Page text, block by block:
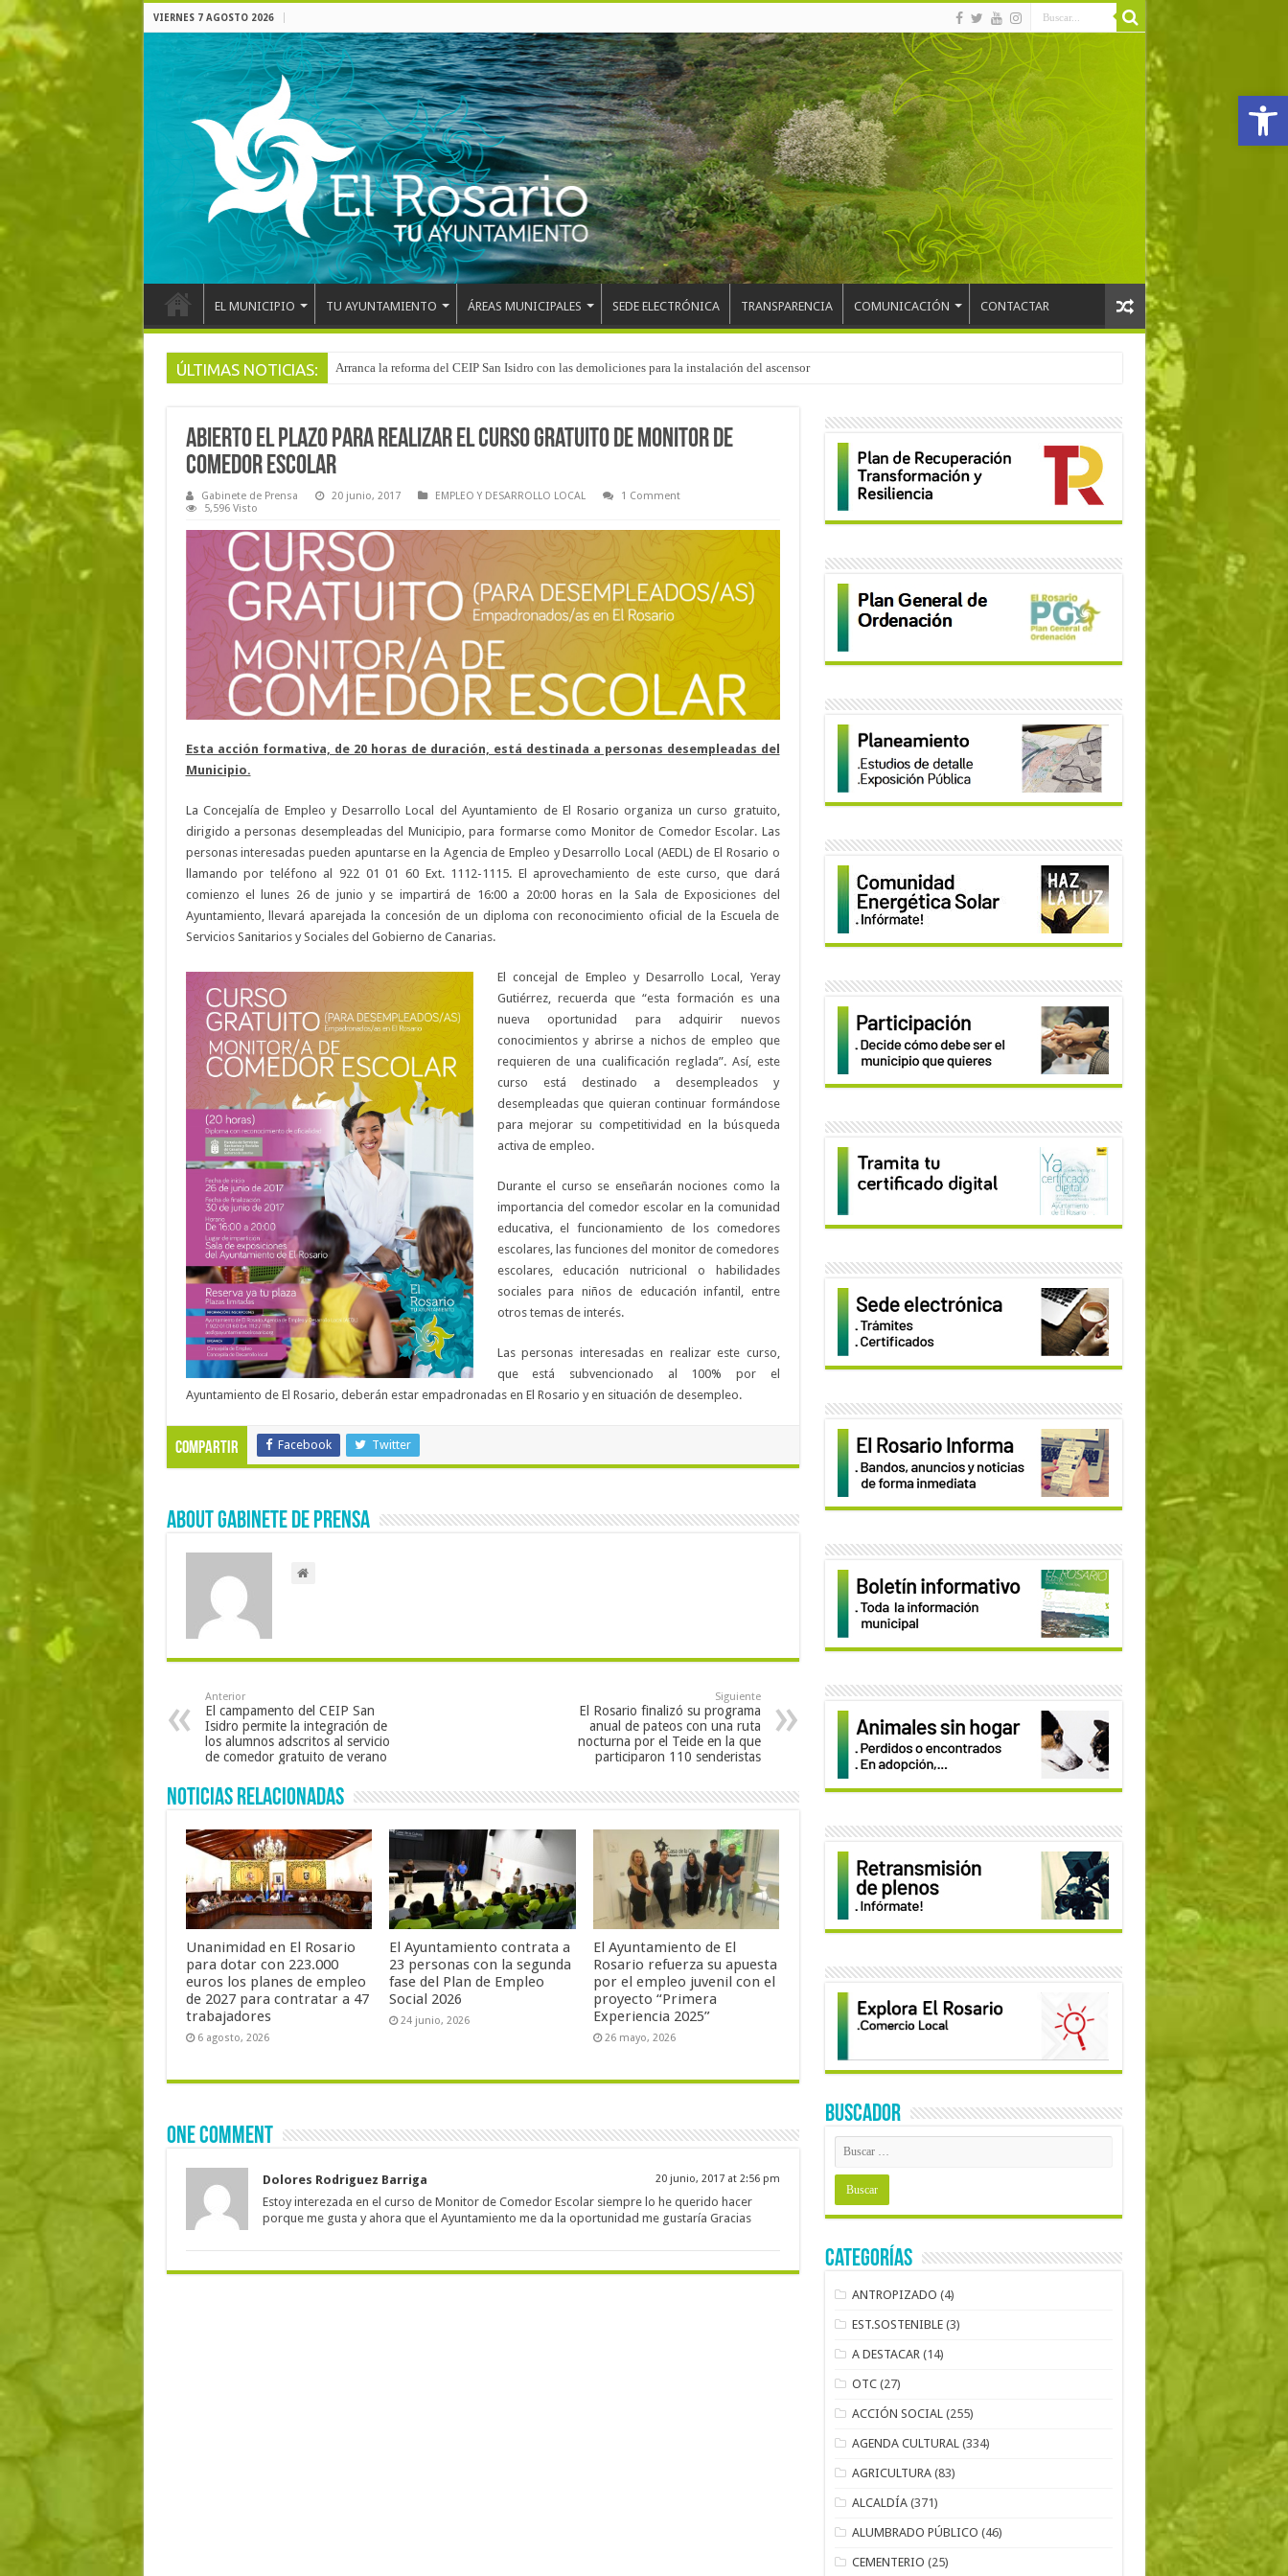
Abrir
VIERNES 7 AGOSTO 2026
EL MUNICIPIO TU AYUNTAMIENTO ÁREAS MUNICIPALES SEDE ELECTRÓNICA TRANSPARENCIA COMUNICACIÓN CONTACTAR
ÚLTIMAS NOTICIAS: Arranca la reforma del CEIP San Isidro con las demoliciones para la instalación del ascensor
El pentacampeón del mundo, Maikel Melero, en el Freestyle Zombies de La Esperanza
Abierto el plazo para realizar el curso gratuito de Monitor de
Comedor Escolar
Gabinete de Prensa 20 junio, 2017 EMPLEO Y DESARROLLO LOCAL
1 Comment
5,596 Visto
Esta acción formativa, de 20 horas de duración, está destinada a personas desempleadas del
Municipio.
La Concejalía de Empleo y Desarrollo Local del Ayuntamiento de El Rosario organiza un curso gratuito,
dirigido a personas desempleadas del Municipio, para formarse como Monitor de Comedor Escolar. Las
personas interesadas pueden apuntarse en la Agencia de Empleo y Desarrollo Local (AEDL) de El Rosario o
llamando por teléfono al 922 01 01 60 Ext. 1112-1115. El aprovechamiento de este curso, que dará
comienzo el lunes 26 de junio y se impartirá de 16:00 a 20:00 horas en la Sala de Exposiciones del
Ayuntamiento, llevará aparejada la concesión de un diploma con reconocimiento oficial de la Escuela de
Servicios Sanitarios y Sociales del Gobierno de Canarias.
El concejal de Emp leo y Desarrollo Local, Yeray
Gutiérrez, recuerda que “esta formación es una
nueva oportunidad para adquirir nuevos
conocimientos y abrirse a nichos de empleo que
requieren de una cualificación reglada”. Así, este
curso está destinado a desempleados y
desempleadas que quieran continuar formándose
para mejorar su competitividad en la búsqueda
activa de empleo.
Durante el curso se enseñarán nociones como la
importancia del comedor escolar en la comunidad
educativa, el funcionamiento de los comedores
escolares, las funciones del monitor de comedores
escolares, educación nutricional o habilidades
sociales para niños de educación infantil, entre
otros temas de interés.
Las personas interesadas en realizar este curso,
que está subvencionado al 100% por el
Ayuntamiento de El Rosario, deberán estar empadronadas en El Rosario y en situación de desempleo.
Compartir Facebook Twitter
About Gabinete de Prensa
Anterior
El campamento del CEIP San
Isidro permite la integración de
los alumnos adscritos al servicio
de comedor gratuito de verano
Siguiente
El Rosario finalizó su programa
anual de pateos con una ruta
nocturna por el Teide en la que
participaron 110 senderistas
Noticias Relacionadas
Unanimidad en El Rosario
para dotar con 223.000
euros los planes de empleo
de 2027 para contratar a 47
trabajadores
6 agosto, 2026
El Ayuntamiento contrata a
23 personas con la segunda
fase del Plan de Empleo
Social 2026
24 junio, 2026
El Ayuntamiento de El
Rosario refuerza su apuesta
por el empleo juvenil con el
proyecto “Primera
Experiencia 2025”
26 mayo, 2026
One comment
Dolores Rodriguez Barriga 20 junio, 2017 at 2:56 pm
Estoy interezada en el curso de Monitor de Comedor Escolar siempre lo he querido hacer
porque me gusta y ahora que el Ayuntamiento me da la oportunidad me gustaría Gracias
BUSCADOR
Categorías
ANTROPIZADO (4)
EST.SOSTENIBLE (3)
A DESTACAR (14)
OTC (27)
ACCIÓN SOCIAL (255)
AGENDA CULTURAL (334)
AGRICULTURA (83)
ALCALDÍA (371)
ALUMBRADO PÚBLICO (46)
CEMENTERIO (25)